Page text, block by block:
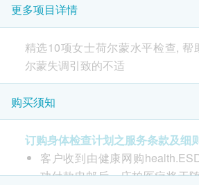
雌二醇
皮质醇
硫酸脱氢表雄酮
胰岛素样生因子
黄体生成激素
黄孕酮
催乳激素
游离甲状腺素
促甲状腺激素
更多项目详情
精选10项女士荷尔蒙水平检查, 帮
尔蒙失调引致的不适
都市人生活压力大及节奏急速,不
体带来庞大负担。
荷尔蒙不平衡与妇女活力息息相关
监测相关指数有助你尽早发现身体
习惯重拾活力。
购买须知
订购身体检查计划之服务条款及细
客户收到由健康网购
功付款电邮后，庄柏医疗将于